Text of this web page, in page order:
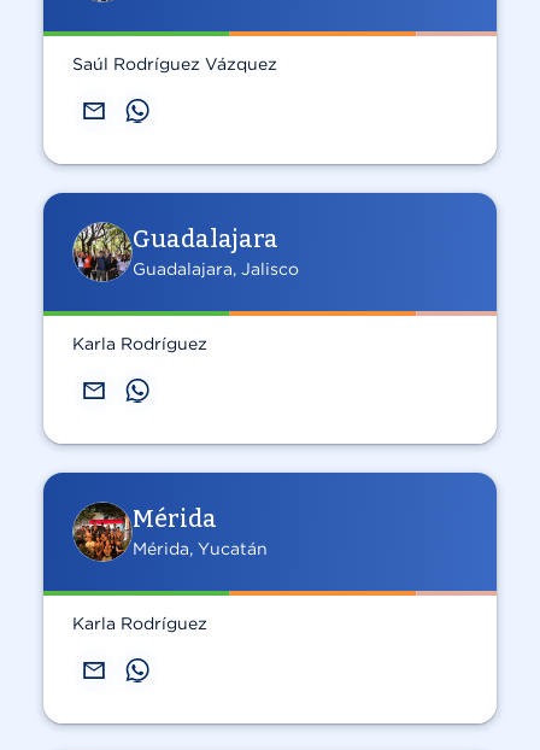
Saúl Rodríguez Vázquez
Guadalajara
Guadalajara, Jalisco
Karla Rodríguez
Mérida
Mérida, Yucatán
Karla Rodríguez